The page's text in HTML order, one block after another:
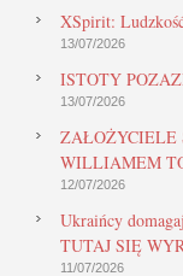
XSpirit:
13/07/2026
ISTOTY
13/07/2026
ZAŁOŻYCIELE
WILLIAMEM
12/07/2026
Ukraińcy
TUTAJ SIĘ
11/07/2026